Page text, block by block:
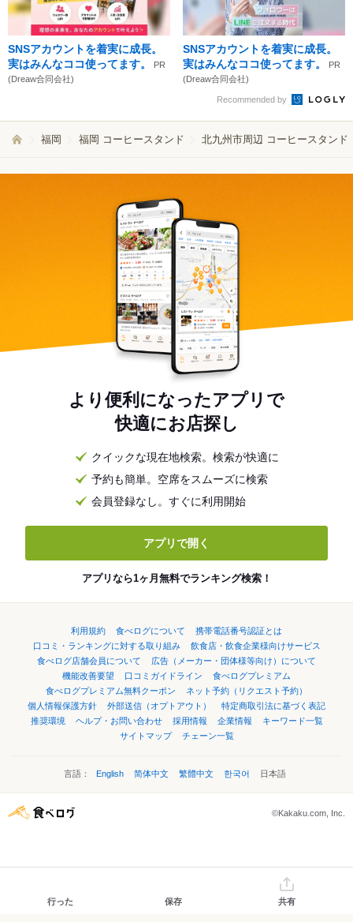
SNSアカウントを着実に成長。
実はみんなココ使ってます。
PR
(Dreaw合同会社)
SNSアカウントを着実に成長。
実はみんなココ使ってます。
PR
(Dreaw合同会社)
Recommended by
福岡 福岡 コーヒースタンド 北九州市周辺 コーヒースタンド
より便利になったアプリで
快適にお店探し
クイックな現在地検索。検索が快適に
予約も簡単。空席をスムーズに検索
会員登録なし。すぐに利用開始
アプリで開く
アプリなら1ヶ月無料でランキング検索！
利用規約 食べログについて
携帯電話番号認証とは
口コミ・ランキングに対する取り組み
飲食店・飲食企業様向けサービス
食べログ店舗会員について
広告（メーカー・団体様等向け）について
機能改善要望
口コミガイドライン
食べログプレミアム
食べログプレミアム無料クーポン
ネット予約（リクエスト予約）
個人情報保護方針
外部送信（オプトアウト）
特定商取引法に基づく表記
推奨環境
ヘルプ・お問い合わせ 採用情報 企業情報
キーワード一覧
サイトマップ
チェーン一覧
言語： English 简体中文 繁體中文 한국어 日本語
©Kakaku.com, Inc.
行った 保存 共有